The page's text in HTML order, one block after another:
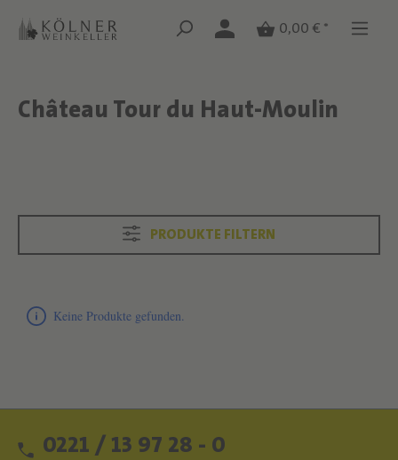
Zum Hauptinhalt springen
Zum Hauptinhalt springen
0,00 € *
Text überspringen
Château Tour du Haut-Moulin
Text überspringen
PRODUKTE FILTERN
Keine Produkte gefunden.
0221 / 13 97 28 - 0